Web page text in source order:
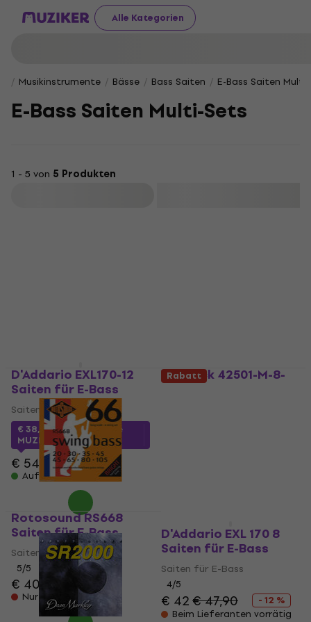
Alle Kategorien
Musikinstrumente Bässe Bass Saiten E-Bass Saiten
E-Bass Saiten Multi-Sets
1 - 5 von 5 Produkten
D'Addario EXL170-12
Saiten für E-Bass
Saiten für E-Bass
€ 38,22mit dem Code
MUZMUZ-30
€ 54,90
Auf Lager
Warwick 42501-M-8-
017-100 Saiten für E-
Rotosound RS668
Saiten für E-Bass
Saiten für E-Bass
5/5
€ 40,50
Nur auf Bestellung
Rabatt
D'Addario EXL 170 8
Saiten für E-Bass
Saiten für E-Bass
4/5
€ 42€ 47,90
- 12 %
Beim Lieferanten vorrätig